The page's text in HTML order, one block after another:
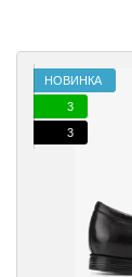
НОВИНКА
3
3